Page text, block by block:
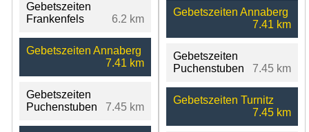
Gebetszeiten
Frankenfels
6.2 km
Gebetszeiten Annaberg
7.41 km
Gebetszeiten
Puchenstuben
7.45 km
Gebetszeiten Annaberg
7.41 km
Gebetszeiten
Puchenstuben
7.45 km
Gebetszeiten Turnitz
7.45 km